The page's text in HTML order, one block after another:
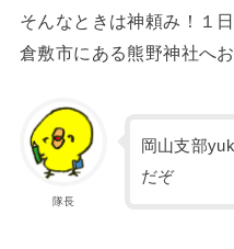
そんなときは神頼み！１
倉敷市にある熊野神社へ
隊長
岡山支部
だぞ